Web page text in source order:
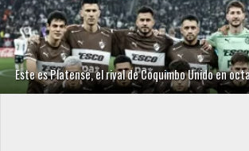
Este es Platense, el rival de Coquimbo Unido en